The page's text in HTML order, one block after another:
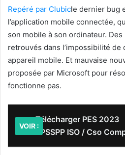
Repéré par Clubicle dernier bug
l’application mobile connectée,
son mobile à son ordinateur.
retrouvés dans l’impossibilité
appareil mobile. Et mauvaise
proposée par Microsoft pour
fonctionne pas.
Télécharger PES 2023
PPSSPP ISO / Cso
VOIR :